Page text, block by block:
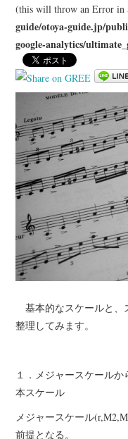
MEDIA
(this will throw an Error
guide/otoya-guide.jp/
google-analytics/
基本的なスケールと、
整理してみます。
１．メジャースケール
本スケール
メジャースケール
前提となる。